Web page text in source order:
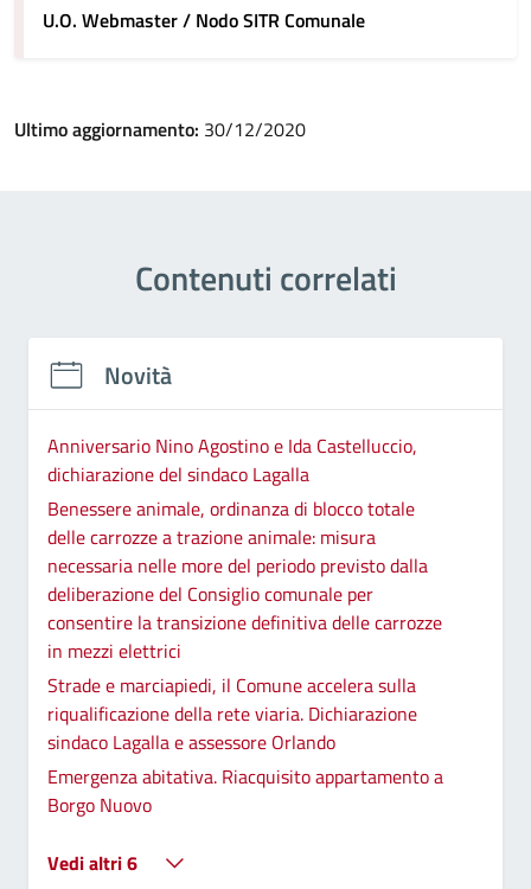
U.O. Webmaster / Nodo SITR Comunale
Ultimo aggiornamento: 30/12/2020
Contenuti correlati
Novità
Anniversario Nino Agostino e Ida Castelluccio,
dichiarazione del sindaco Lagalla
Benessere animale, ordinanza di blocco totale
delle carrozze a trazione animale: misura
necessaria nelle more del periodo previsto dalla
deliberazione del Consiglio comunale per
consentire la transizione definitiva delle carrozze
in mezzi elettrici
Strade e marciapiedi, il Comune accelera sulla
riqualificazione della rete viaria. Dichiarazione
sindaco Lagalla e assessore Orlando
Emergenza abitativa. Riacquisito appartamento a
Borgo Nuovo
Vedi altri 6